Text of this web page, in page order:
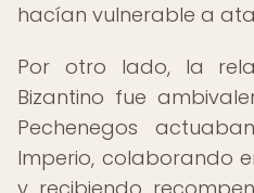
hacían vulnerable a
Por otro lado, la
Bizantino fue
Pechenegos
Imperio, colaborando